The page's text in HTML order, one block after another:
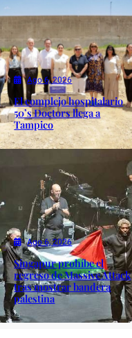
Ago 6, 2026
El complejo hospitalario
50’s Doctors llega a
Tampico
Ago 6, 2026
Singapur prohíbe el
regreso de Massive Attack
tras mostrar bandera
palestina